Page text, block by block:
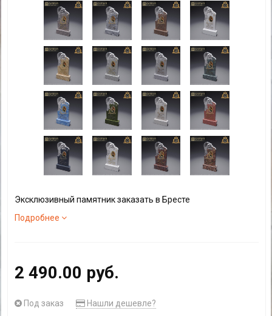
Эксклюзивный памятник заказать в Бресте
Подробнее
2 490.00 руб.
Под заказ Нашли дешевле?